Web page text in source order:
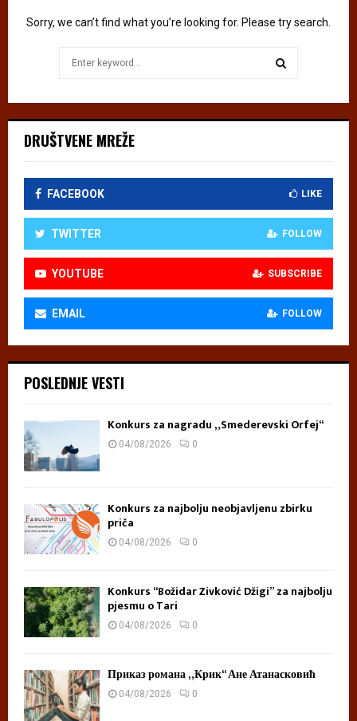
o
p
Sorry, we can’t find what you’re looking for. Please try search.
DRUŠTVENE MREŽE
FACEBOOK LIKE
TWITTER FOLLOW
YOUTUBE SUBSCRIBE
EMAIL FOLLOW
POSLEDNJE VESTI
Konkurs za nagradu „Smederevski Orfej“
04/08/2026 0
Konkurs za najbolju neobjavljenu zbirku
priča
04/08/2026 0
Konkurs “Božidar Živković Džigi” za najbolju
pjesmu o Tari
04/08/2026 0
Приказ романа „Крик“ Ане Атанасковић
04/08/2026 0